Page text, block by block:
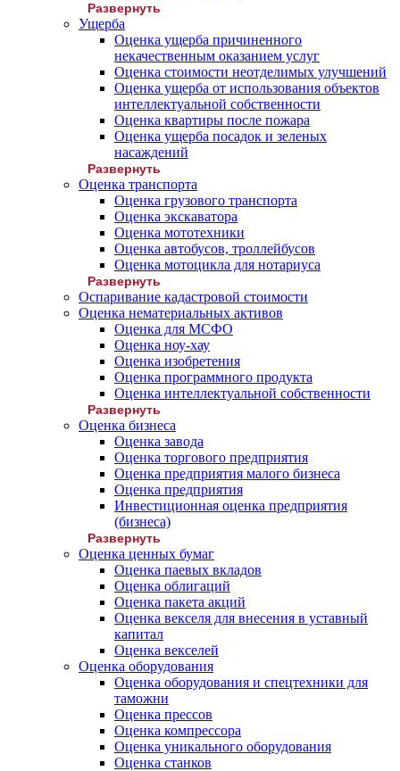
Развернуть
Ущерба
Оценка ущерба причиненного
некачественным оказанием услуг
Оценка стоимости неотделимых улучшений
Оценка ущерба от использования объектов
интеллектуальной собственности
Оценка квартиры после пожара
Оценка ущерба посадок и зеленых
насаждений
Развернуть
Оценка транспорта
Оценка грузового транспорта
Оценка экскаватора
Оценка мототехники
Оценка автобусов, троллейбусов
Оценка мотоцикла для нотариуса
Развернуть
Оспаривание кадастровой стоимости
Оценка нематериальных активов
Оценка для МСФО
Оценка ноу-хау
Оценка изобретения
Оценка программного продукта
Оценка интеллектуальной собственности
Развернуть
Оценка бизнеса
Оценка завода
Оценка торгового предприятия
Оценка предприятия малого бизнеса
Оценка предприятия
Инвестиционная оценка предприятия
(бизнеса)
Развернуть
Оценка ценных бумаг
Оценка паевых вкладов
Оценка облигаций
Оценка пакета акций
Оценка векселя для внесения в уставный
капитал
Оценка векселей
Оценка оборудования
Оценка оборудования и спецтехники для
таможни
Оценка прессов
Оценка компрессора
Оценка уникального оборудования
Оценка станков